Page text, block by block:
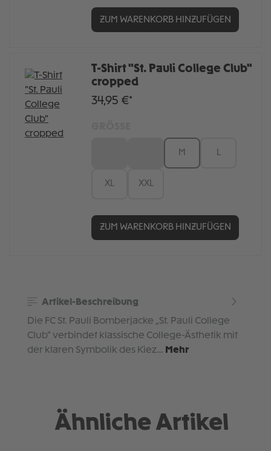
ZUM WARENKORB HINZUFÜGEN
T-Shirt "St. Pauli College Club"
cropped
34,95 €*
M L
XL XXL
ZUM WARENKORB HINZUFÜGEN
Artikel-Beschreibung
Die FC St. Pauli Bomberjacke „St. Pauli College
Club“ verbindet klassische College-Ästhetik mit
der klaren Symbolik des Kiez… Mehr
Ähnliche Artikel